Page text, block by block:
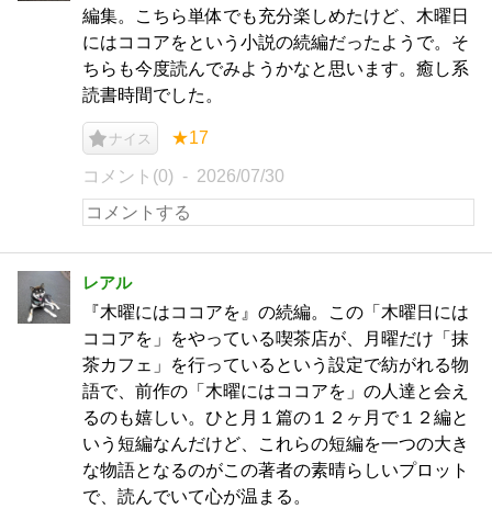
編集。こちら単体でも充分楽しめたけど、木曜日
にはココアをという小説の続編だったようで。そ
ちらも今度読んでみようかなと思います。癒し系
読書時間でした。
ナイス ★17
コメント(0) 2026/07/30
レアル
『木曜にはココアを』の続編。この「木曜日には
ココアを」をやっている喫茶店が、月曜だけ「抹
茶カフェ」を行っているという設定で紡がれる物
語で、前作の「木曜にはココアを」の人達と会え
るのも嬉しい。ひと月１篇の１２ヶ月で１２編と
いう短編なんだけど、これらの短編を一つの大き
な物語となるのがこの著者の素晴らしいプロット
で、読んでいて心が温まる。